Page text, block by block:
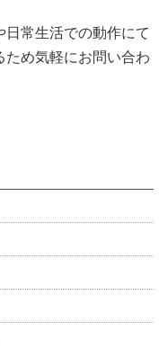
日常生活での動作にて
め気軽にお問い合わ